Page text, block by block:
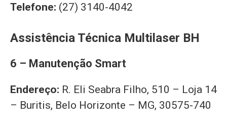
Telefone: (27) 3140-4042
Assistência Técnica Multilaser BH
6 – Manutenção Smart
Endereço: R. Eli Seabra Filho, 510 – Loja 14
– Buritis, Belo Horizonte – MG, 30575-740